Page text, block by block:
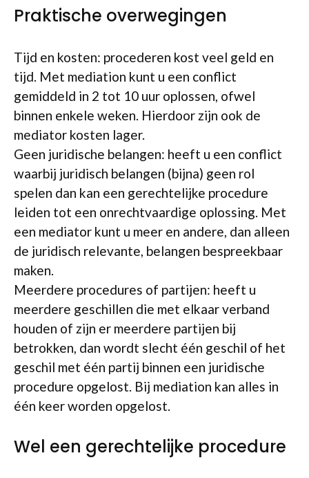
Praktische overwegingen
Tijd en kosten: procederen kost veel geld en
tijd. Met mediation kunt u een conflict
gemiddeld in 2 tot 10 uur oplossen, ofwel
binnen enkele weken. Hierdoor zijn ook de
mediator kosten lager.
Geen juridische belangen: heeft u een conflict
waarbij juridisch belangen (bijna) geen rol
spelen dan kan een gerechtelijke procedure
leiden tot een onrechtvaardige oplossing. Met
een mediator kunt u meer en andere, dan alleen
de juridisch relevante, belangen bespreekbaar
maken.
Meerdere procedures of partijen: heeft u
meerdere geschillen die met elkaar verband
houden of zijn er meerdere partijen bij
betrokken, dan wordt slecht één geschil of het
geschil met één partij binnen een juridische
procedure opgelost. Bij mediation kan alles in
één keer worden opgelost.
Wel een gerechtelijke procedure